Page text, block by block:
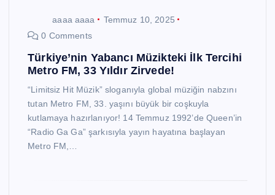
aaaa aaaa
Temmuz 10, 2025
0 Comments
Türkiye’nin Yabancı Müzikteki İlk Tercihi
Metro FM, 33 Yıldır Zirvede!
“Limitsiz Hit Müzik” sloganıyla global müziğin nabzını
tutan Metro FM, 33. yaşını büyük bir coşkuyla
kutlamaya hazırlanıyor! 14 Temmuz 1992’de Queen’in
“Radio Ga Ga” şarkısıyla yayın hayatına başlayan
Metro FM,…